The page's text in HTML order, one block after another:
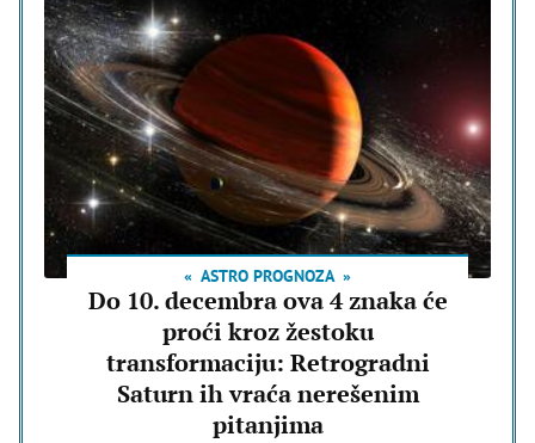
ASTRO PROGNOZA
Do 10. decembra ova 4 znaka će
proći kroz žestoku
transformaciju: Retrogradni
Saturn ih vraća nerešenim
pitanjima